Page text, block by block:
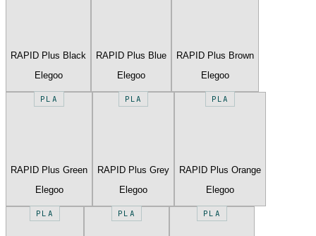
RAPID Plus Black
Elegoo
RAPID Plus Blue
Elegoo
RAPID Plus Brown
Elegoo
PLA
RAPID Plus Green
Elegoo
PLA
RAPID Plus Grey
Elegoo
PLA
RAPID Plus Orange
Elegoo
PLA PLA PLA